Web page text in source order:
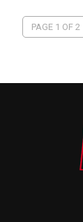
PAGE 1 OF 2